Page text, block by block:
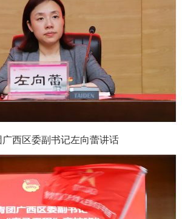
广西区委副书记左向蕾讲话